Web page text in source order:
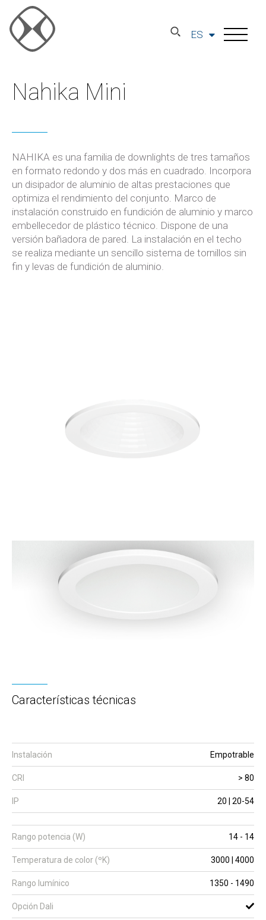
ES
Nahika Mini
NAHIKA es una familia de downlights de tres tamaños
en formato redondo y dos más en cuadrado. Incorpora
un disipador de aluminio de altas prestaciones que
optimiza el rendimiento del conjunto. Marco de
instalación construido en fundición de aluminio y marco
embellecedor de plástico técnico. Dispone de una
versión bañadora de pared. La instalación en el techo
se realiza mediante un sencillo sistema de tornillos sin
fin y levas de fundición de aluminio.
Características técnicas
Instalación Empotrable
CRI > 80
IP 20 | 20-54
Rango potencia (W) 14 - 14
Temperatura de color (ºK) 3000 | 4000
Rango lumínico 1350 - 1490
Opción Dali